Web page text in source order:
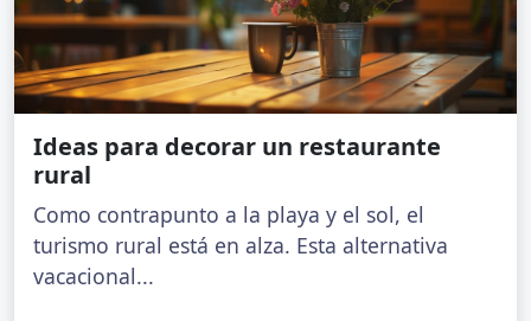
Ideas para decorar un restaurante
rural
Como contrapunto a la playa y el sol, el
turismo rural está en alza. Esta alternativa
vacacional...